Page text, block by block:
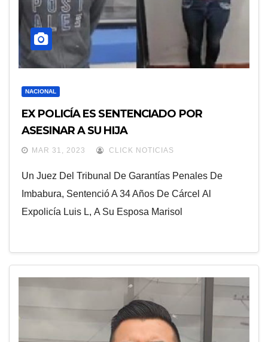
NACIONAL
EX POLICÍA ES SENTENCIADO POR
ASESINAR A SU HIJA
MAR 31, 2023 CLICK NOTICIAS
Un Juez Del Tribunal De Garantías Penales De
Imbabura, Sentenció A 34 Años De Cárcel Al
Expolicía Luis L, A Su Esposa Marisol